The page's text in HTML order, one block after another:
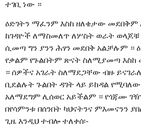
ተገቢ ነው ።
ዕድገትን ማፈንም እስከ ዘለቄታው
ከገዳዮች ለማስመለጥ ለሦስት ወራት ወላጆቹ
ሲመጣ ግን ያንን ሕፃን መደበቅ አልቻሉም ።
የቃልም የጉልበትም ጽናት ስለሚያመጣ
። ሰዎችና አገራት ስለማደጋቸው ብዙ
ቢደልሉት ጉልበት ዳገት ላይ ይከዳል
አለማደግም ሊሰወር አይችልም ። የጎጃሙ ገዥ
በየሳምንቱ በሰንበት ካህናትንና ምእመናንን
ጊዜ እንዲህ ተብሎ ተለቀሰ፡-